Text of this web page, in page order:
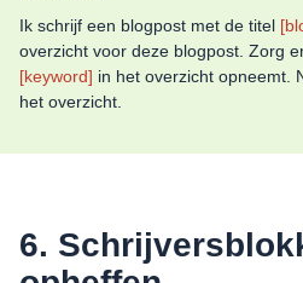
Ik schrijf een blogpost met de titel
overzicht voor deze blogpost. Zorg
[keyword] in het overzicht opneemt.
het overzicht.
6.